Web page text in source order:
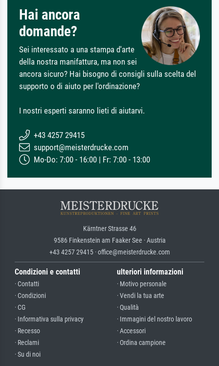
Hai ancora
domande?
Sei interessato a una stampa d'arte
della nostra manifattura, ma non sei
ancora sicuro? Hai bisogno di consigli sulla scelta del
supporto o di aiuto per l'ordinazione?
I nostri esperti saranno lieti di aiutarvi.
+43 4257 29415
support@meisterdrucke.com
Mo-Do: 7:00 - 16:00 | Fr: 7:00 - 13:00
Kärntner Strasse 46
9586 Finkenstein am Faaker See · Austria
+43 4257 29415 · office@meisterdrucke.com
Condizioni e contatti
· Contatti
· Condizioni
· CG
· Informativa sulla privacy
· Recesso
· Reclami
· Su di noi
ulteriori informazioni
· Motivo personale
· Vendi la tua arte
· Qualità
· Immagini del nostro lavoro
· Accessori
· Ordina campione